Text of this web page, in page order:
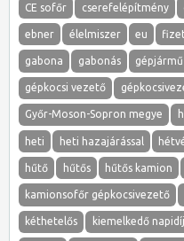
CE sofőr cserefelépítmény
ebner élelmiszer eu
gabona gabonás gépjármű
gépkocsi vezető
Győr-Moson-Sopron megye
heti heti hazajárással
hűtő hűtős hűtős kamion
kamionsofőr gépkocsivezető
kéthetelős kiemelkedő napidíj